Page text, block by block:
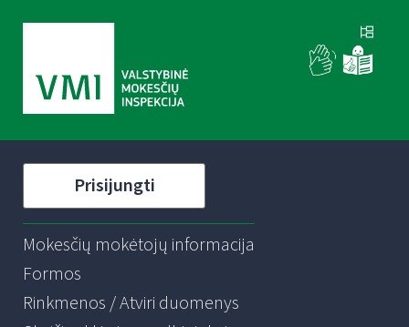
Prisijungti
Mokesčių mokėtojų informacija
Formos
Rinkmenos / Atviri duomenys